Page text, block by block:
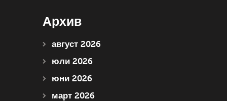
Архив
август 2026
юли 2026
юни 2026
март 2026